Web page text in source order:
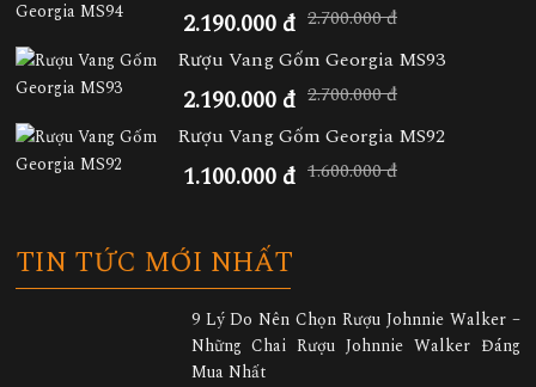
2.190.000 đ 2.700.000 đ
Rượu Vang Gốm Georgia MS93
2.190.000 đ 2.700.000 đ
Rượu Vang Gốm Georgia MS92
1.100.000 đ 1.600.000 đ
TIN TỨC MỚI NHẤT
9 Lý Do Nên Chọn Rượu Johnnie Walker –
Những Chai Rượu Johnnie Walker Đáng
Mua Nhất